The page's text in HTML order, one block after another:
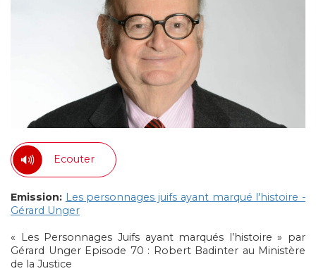
Ecouter
Emission: Les personnages juifs ayant marqué l'histoire -
Gérard Unger
« Les Personnages Juifs ayant marqués l’histoire » par
Gérard Unger Episode 70 : Robert Badinter au Ministère
de la Justice